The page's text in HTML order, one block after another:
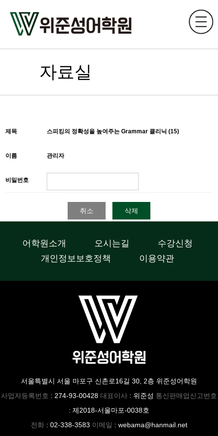
자료실
제목 스피킹의 정확성을 높여주는 Grammar 클리닉 (15)
이름 관리자
비밀번호
취소 삭제
어학원소개 오시는길
수강신청
개인정보보호정책
이용약관
서울특별시 서울 마포구 신촌로16길 30, 2층 위준성어학원
사업자등록번호 : 274-93-00428 대표이사 : 위준성 통신판매업신고번호
: 제2018-서울마포-0038호
전화 : 02-338-3583 이메일 : webama@hanmail.net